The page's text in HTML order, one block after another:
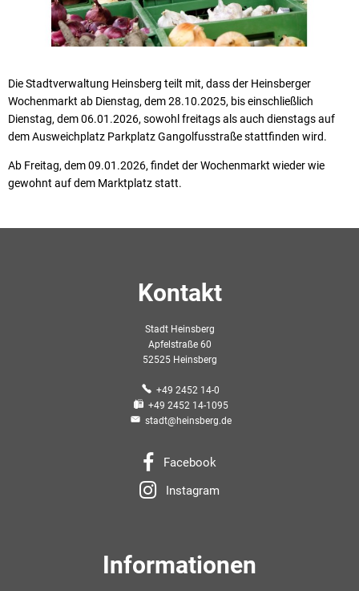
Die Stadtverwaltung Heinsberg teilt mit, dass der Heinsberger
Wochenmarkt ab Dienstag, dem 28.10.2025, bis einschließlich
Dienstag, dem 06.01.2026, sowohl freitags als auch dienstags auf
dem Ausweichplatz Parkplatz Gangolfusstraße stattfinden wird.
Ab Freitag, dem 09.01.2026, findet der Wochenmarkt wieder wie
gewohnt auf dem Marktplatz statt.
Kontakt
Stadt Heinsberg
Apfelstraße 60
52525 Heinsberg
+49 2452 14-0
+49 2452 14-1095
stadt@heinsberg.de
Facebook
Instagram
Informationen